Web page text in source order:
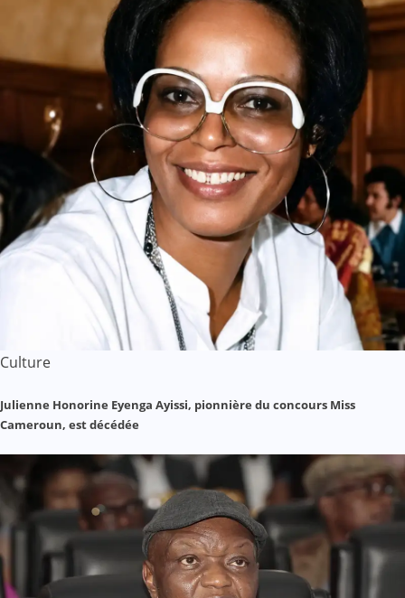
Culture
Julienne Honorine Eyenga Ayissi, pionnière du concours Miss
Cameroun, est décédée